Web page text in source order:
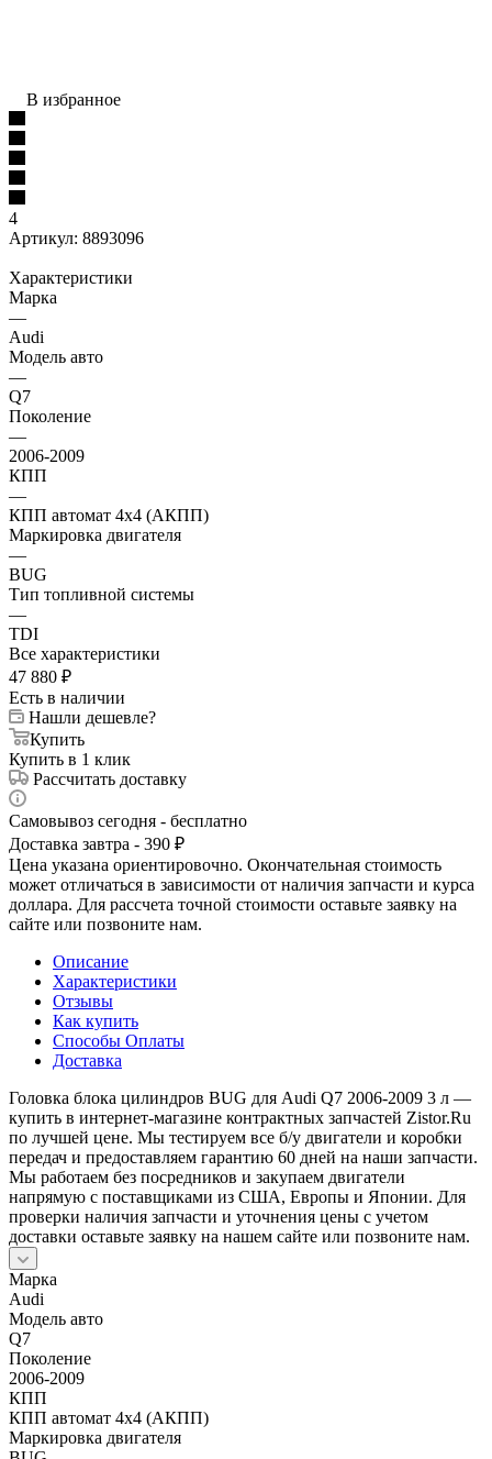
В избранное
4
Артикул: 8893096
Характеристики
Марка
—
Audi
Модель авто
—
Q7
Поколение
—
2006-2009
КПП
—
КПП автомат 4х4 (АКПП)
Маркировка двигателя
—
BUG
Тип топливной системы
—
TDI
Все характеристики
47 880 ₽
Есть в наличии
Нашли дешевле?
Купить
Купить в 1 клик
Рассчитать доставку
Самовывоз сегодня - бесплатно
Доставка завтра - 390 ₽
Цена указана ориентировочно. Окончательная стоимость
может отличаться в зависимости от наличия запчасти и курса
доллара. Для рассчета точной стоимости оставьте заявку на
сайте или позвоните нам.
Описание
Характеристики
Отзывы
Как купить
Способы Оплаты
Доставка
Головка блока цилиндров BUG для Audi Q7 2006-2009 3 л —
купить в интернет-магазине контрактных запчастей Zistor.Ru
по лучшей цене. Мы тестируем все б/у двигатели и коробки
передач и предоставляем гарантию 60 дней на наши запчасти.
Мы работаем без посредников и закупаем двигатели
напрямую с поставщиками из США, Европы и Японии. Для
проверки наличия запчасти и уточнения цены с учетом
доставки оставьте заявку на нашем сайте или позвоните нам.
Марка
Audi
Модель авто
Q7
Поколение
2006-2009
КПП
КПП автомат 4х4 (АКПП)
Маркировка двигателя